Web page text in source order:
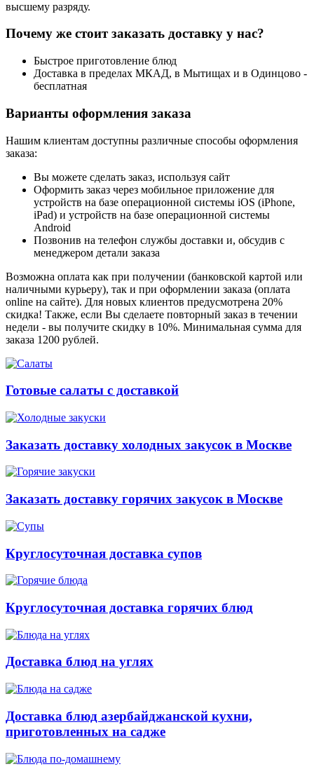
высшему разряду.
Почему же стоит заказать доставку у нас?
Быстрое приготовление блюд
Доставка в пределах МКАД, в Мытищах и в Одинцово -
бесплатная
Варианты оформления заказа
Нашим клиентам доступны различные способы оформления
заказа:
Вы можете сделать заказ, используя сайт
Оформить заказ через мобильное приложение для
устройств на базе операционной системы iOS (iPhone,
iPad) и устройств на базе операционной системы
Android
Позвонив на телефон службы доставки и, обсудив с
менеджером детали заказа
Возможна оплата как при получении (банковской картой или
наличными курьеру), так и при оформлении заказа (оплата
online на сайте). Для новых клиентов предусмотрена 20%
скидка! Также, если Вы сделаете повторный заказ в течении
недели - вы получите скидку в 10%. Минимальная сумма для
заказа 1200 рублей.
Готовые салаты с доставкой
Заказать доставку холодных закусок в Москве
Заказать доставку горячих закусок в Москве
Круглосуточная доставка супов
Круглосуточная доставка горячих блюд
Доставка блюд на углях
Доставка блюд азербайджанской кухни,
приготовленных на садже